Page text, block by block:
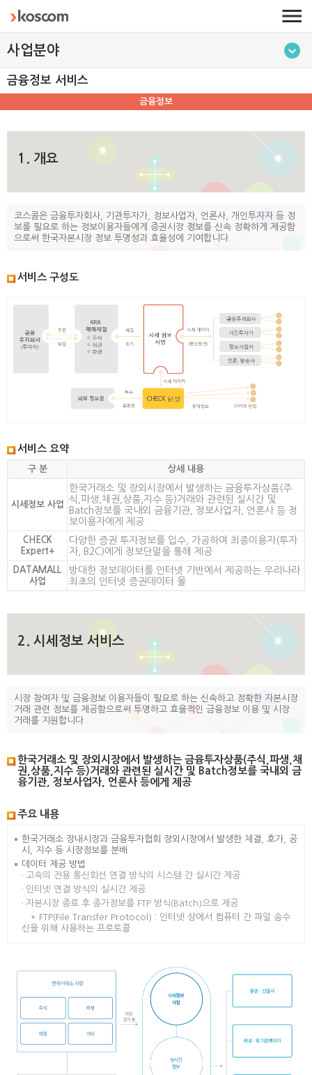
사업분야
금융정보 서비스
금융정보
1. 개요
코스콤은 금융투자회사, 기관투자가, 정보사업자, 언론사, 개인투자자 등 정
보를 필요로 하는 정보이용자들에게 증권시장 정보를 신속 정확하게 제공함
으로써 한국자본시장 정보 투명성과 효율성에 기여합니다.
서비스 구성도
서비스 요약
구 분 상세 내용
시세정보 사업
한국거래소 및 장외시장에서 발생하는 금융투자상품(주
식,파생,채권,상품,지수 등)거래와 관련된 실시간 및
Batch정보를 국내외 금융기관, 정보사업자, 언론사 등 정
보이용자에게 제공
CHECK
Expert+
다양한 증권 투자정보를 입수, 가공하여 최종이용자(투자
자, B2C)에게 정보단말을 통해 제공
DATAMALL
사업
방대한 정보데이터를 인터넷 기반에서 제공하는 우리나라
최초의 인터넷 증권데이터 몰
2. 시세정보 서비스
시장 참여자 및 금융정보 이용자들이 필요로 하는 신속하고 정확한 자본시장
거래 관련 정보를 제공함으로써 투명하고 효율적인 금융정보 이용 및 시장
거래를 지원합니다
한국거래소 및 장외시장에서 발생하는 금융투자상품(주식,파생,채
권,상품,지수 등)거래와 관련된 실시간 및 Batch정보를 국내외 금
융기관, 정보사업자, 언론사 등에게 제공
주요 내용
한국거래소 장내시장과 금융투자협회 장외시장에서 발생한 체결, 호가, 공
시, 지수 등 시장정보를 분배
데이터 제공 방법
고속의 전용 통신회선 연결 방식의 시스템 간 실시간 제공
인터넷 연결 방식의 실시간 제공
자본시장 종료 후 종가정보를 FTP 방식(Batch)으로 제공
* FTP(File Transfer Protocol) : 인터넷 상에서 컴퓨터 간 파일 송수
신을 위해 사용하는 프로토콜